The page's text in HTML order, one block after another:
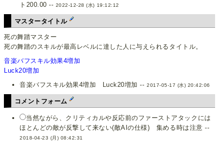
ト200.00 -- 2022-12-28 (水) 19:12:12
マスタータイトル
死の舞踏マスター
死の舞踏のスキルが最高レベルに達した人に与えられるタイトル。
音楽バフスキル効果4増加
Luck20増加
音楽バフスキル効果4増加 Luck20増加 -- 2017-05-17 (水) 20:42:06
コメントフォーム
当然ながら、クリティカルや反応前のファーストアタックには
ほとんどの敵が反撃して来ない(敵AIの仕様) 集める時は注意 --
2018-04-23 (月) 08:42:31